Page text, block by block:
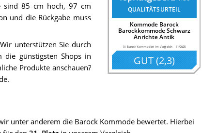
QUALITÄTSURTEIL
Kommode Barock
Barockkommode Schwarz
Anrichte Antik
31 Barock Kommoden im Vergleich– 11/2025
GUT(2,3)
sind 85 cm hoch, 97 cm
und die Rückgabe muss
unterstützen Sie durch
günstigsten Shops in
Produkte anschauen?
unter anderem die Barock Kommode bewertet. Hierbei